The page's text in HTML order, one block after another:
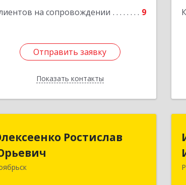
на сопровождении 9
Отправить заявку
Показать контакты
Отправить заявку
Назад
Ростислав
Юрьевич